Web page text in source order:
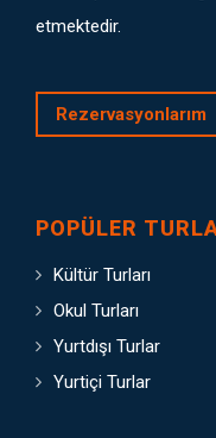
etmektedir.
Rezervasyonlarım
POPÜLER
Kültür Turları
Okul Turları
Yurtdışı Turlar
Yurtiçi Turlar